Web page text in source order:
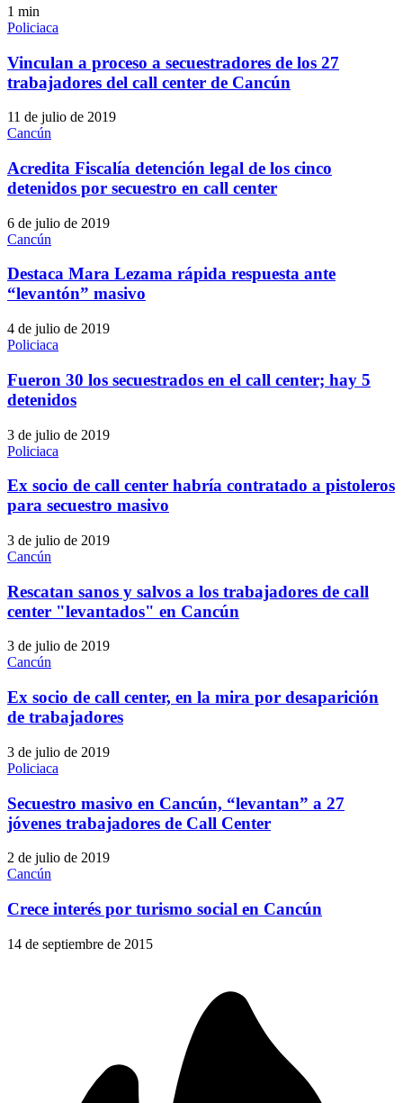
1 min
Policiaca
Vinculan a proceso a secuestradores de los 27
trabajadores del call center de Cancún
11 de julio de 2019
Cancún
Acredita Fiscalía detención legal de los cinco
detenidos por secuestro en call center
6 de julio de 2019
Cancún
Destaca Mara Lezama rápida respuesta ante
“levantón” masivo
4 de julio de 2019
Policiaca
Fueron 30 los secuestrados en el call center; hay 5
detenidos
3 de julio de 2019
Policiaca
Ex socio de call center habría contratado a pistoleros
para secuestro masivo
3 de julio de 2019
Cancún
Rescatan sanos y salvos a los trabajadores de call
center "levantados" en Cancún
3 de julio de 2019
Cancún
Ex socio de call center, en la mira por desaparición
de trabajadores
3 de julio de 2019
Policiaca
Secuestro masivo en Cancún, “levantan” a 27
jóvenes trabajadores de Call Center
2 de julio de 2019
Cancún
Crece interés por turismo social en Cancún
14 de septiembre de 2015